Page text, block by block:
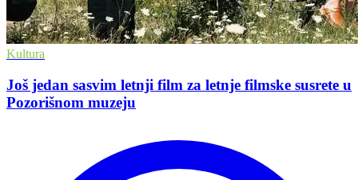
Kultura
Još jedan sasvim letnji film za letnje filmske susrete u
Pozorišnom muzeju